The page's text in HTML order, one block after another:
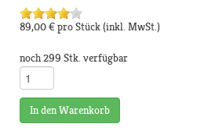
89,00 €pro Stück(inkl. MwSt.)
noch 299 Stk. verfügbar
In den Warenkorb